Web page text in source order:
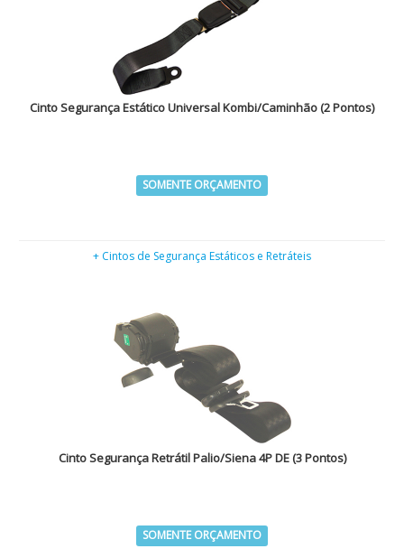
Cinto Segurança Estático Universal Kombi/Caminhão (2 Pontos)
SOMENTE ORÇAMENTO
+ Cintos de Segurança Estáticos e Retráteis
Cinto Segurança Retrátil Palio/Siena 4P DE (3 Pontos)
SOMENTE ORÇAMENTO